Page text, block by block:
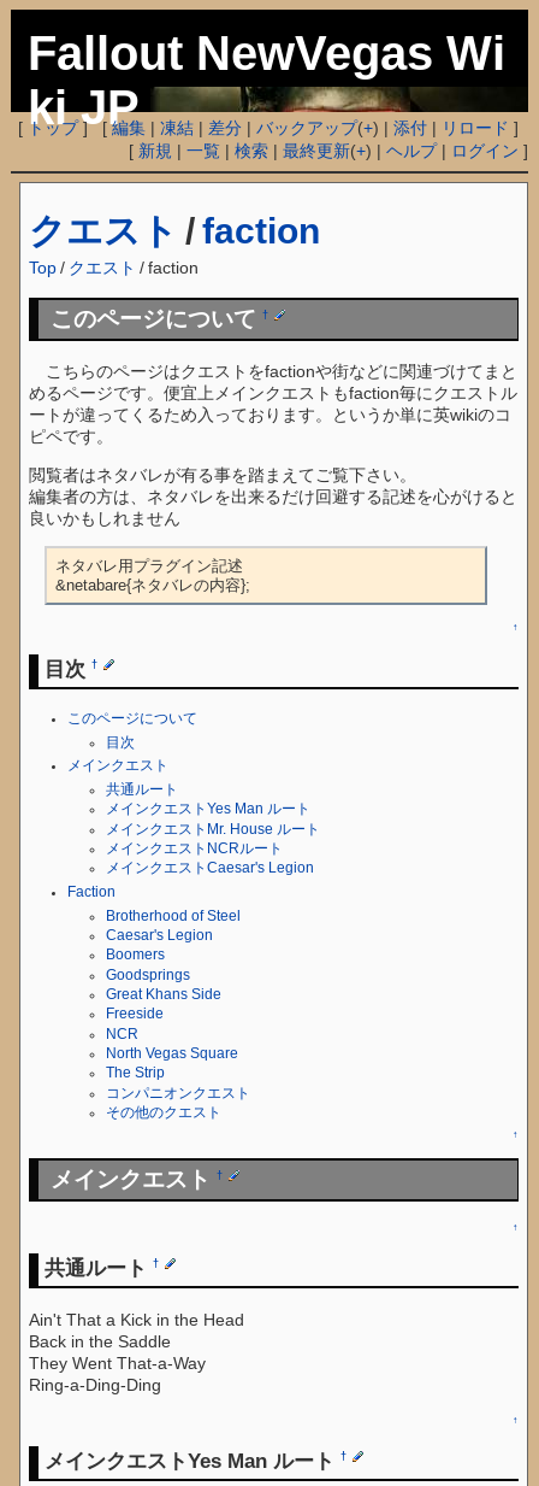
Fallout NewVegas Wi
ki JP
[ トップ] [編集 |凍結 | 差分 |バックアップ(+) |添付 | リロード ]
[ 新規 |一覧 |検索 |最終更新(+) |ヘルプ| ログイン ]
クエスト /faction
Top / クエスト /faction
このページについて†
こちらのページはクエストをfactionや街などに関連づけてまと
めるページです。便宜上メインクエストもfaction毎にクエストル
ートが違ってくるため入っております。というか単に英wikiのコ
ピペです。
閲覧者はネタバレが有る事を踏まえてご覧下さい。
編集者の方は、ネタバレを出来るだけ回避する記述を心がけると
良いかもしれません
ネタバレ用プラグイン記述
&netabare{ネタバレの内容};
↑
目次†
このページについて
目次
メインクエスト
共通ルート
メインクエストYes Man ルート
メインクエストMr. House ルート
メインクエストNCRルート
メインクエストCaesar's Legion
Faction
Brotherhood of Steel
Caesar's Legion
Boomers
Goodsprings
Great Khans Side
Freeside
NCR
North Vegas Square
The Strip
コンパニオンクエスト
その他のクエスト
↑
メインクエスト†
↑
共通ルート†
Ain't That a Kick in the Head
Back in the Saddle
They Went That-a-Way
Ring-a-Ding-Ding
↑
メインクエストYes Man ルート†